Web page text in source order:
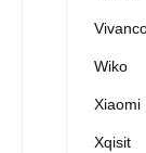
Wiko
Xiaomi
Xqisit